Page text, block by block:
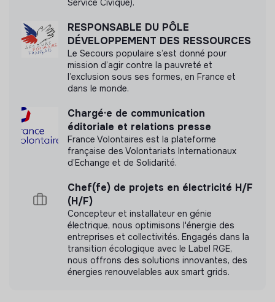
Service Civique).
RESPONSABLE DU PÔLE
DÉVELOPPEMENT DES RESSOURCES
Le Secours populaire s’est donné pour
mission d’agir contre la pauvreté et
l’exclusion sous ses formes, en France et
dans le monde.
Chargé·e de communication
éditoriale et relations presse
France Volontaires est la plateforme
française des Volontariats Internationaux
d’Echange et de Solidarité.
Chef(fe) de projets en électricité H/F
(H/F)
Concepteur et installateur en génie
électrique, nous optimisons l'énergie des
entreprises et collectivités. Engagés dans la
transition écologique avec le Label RGE,
nous offrons des solutions innovantes, des
énergies renouvelables aux smart grids.